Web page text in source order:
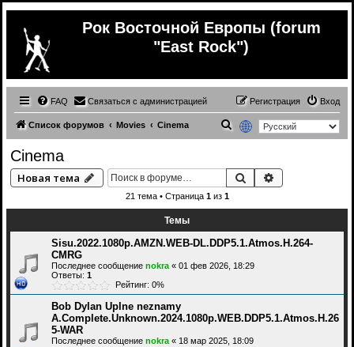
Рок Восточной Европы (forum
"East Rock")
FAQ Связаться с администрацией Вход
Регистрация
Список форумов Movies Cinema
с
Cinema
Новая тема Поиск
21 тема • Страница 1из 1
Темы
Sisu.2022.1080p.AMZN.WEB-DL.DDP5.1.Atmos.H.264-
CMRG
Последнее сообщение nokra « 01 фев 2026, 18:29
Ответы: 1
Рейтинг: 0%
Bob Dylan Uplne neznamy
A.Complete.Unknown.2024.1080p.WEB.DDP5.1.Atmos.H.26
5-WAR
Последнее сообщение nokra « 18 мар 2025, 18:09